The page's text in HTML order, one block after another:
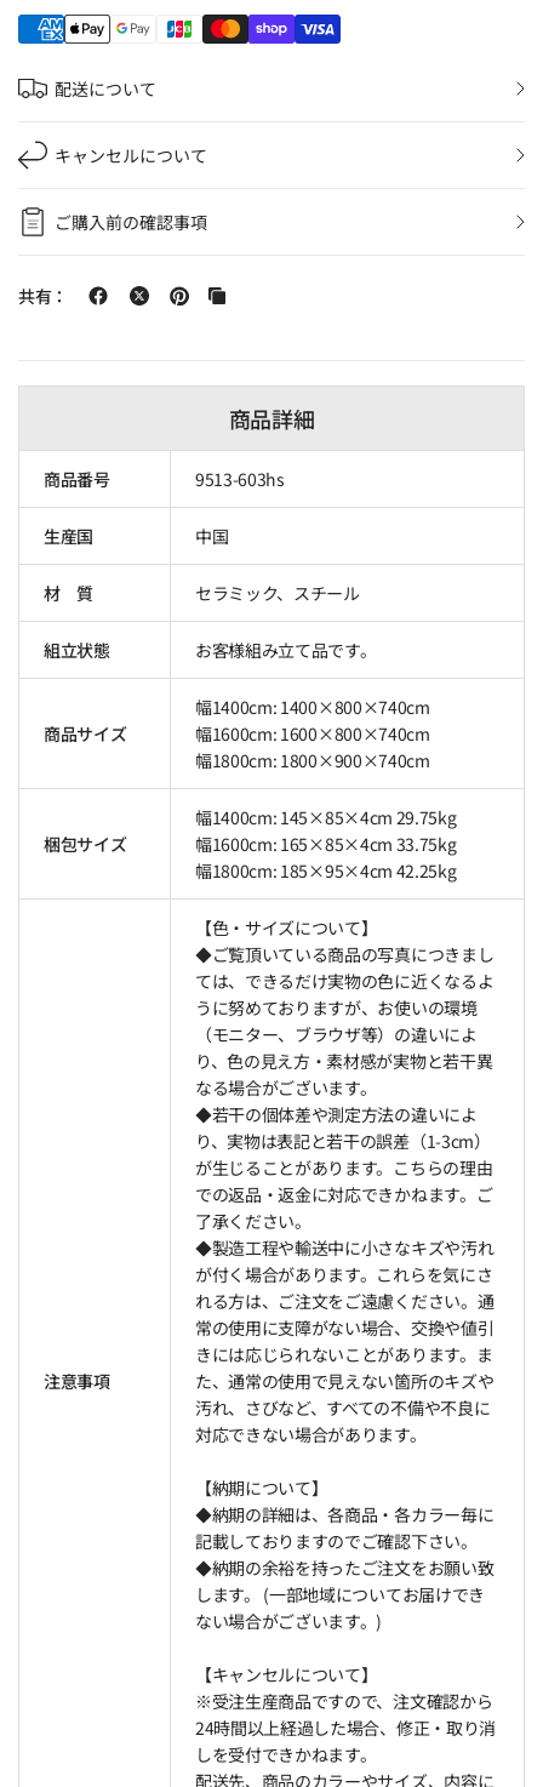
配送について
キャンセルについて
ご購入前の確認事項
共有：
商品詳細
商品番号 9513-603hs
生産国 中国
材 質 セラミック、スチール
組立状態 お客様組み立て品です。
商品サイズ
幅1400cm: 1400×800×740cm
幅1600cm: 1600×800×740cm
幅1800cm: 1800×900×740cm
梱包サイズ
幅1400cm: 145×85×4cm 29.75kg
幅1600cm: 165×85×4cm 33.75kg
幅1800cm: 185×95×4cm 42.25kg
注意事項
【色・サイズについて】
◆ご覧頂いている商品の写真につきまし
ては、できるだけ実物の色に近くなるよ
うに努めておりますが、お使いの環境
（モニター、ブラウザ等）の違いによ
り、色の見え方・素材感が実物と若干異
なる場合がございます。
◆若干の個体差や測定方法の違いによ
り、実物は表記と若干の誤差（1-3cm）
が生じることがあります。こちらの理由
での返品・返金に対応できかねます。ご
了承ください。
◆製造工程や輸送中に小さなキズや汚れ
が付く場合があります。これらを気にさ
れる方は、ご注文をご遠慮ください。通
常の使用に支障がない場合、交換や値引
きには応じられないことがあります。ま
た、通常の使用で見えない箇所のキズや
汚れ、さびなど、すべての不備や不良に
対応できない場合があります。
【納期について】
◆納期の詳細は、各商品・各カラー毎に
記載しておりますのでご確認下さい。
◆納期の余裕を持ったご注文をお願い致
します。 (一部地域についてお届けでき
ない場合がございます。)
【キャンセルについて】
※受注生産商品ですので、注文確認から
24時間以上経過した場合、修正・取り消
しを受付できかねます。
配送先、商品のカラーやサイズ、内容に